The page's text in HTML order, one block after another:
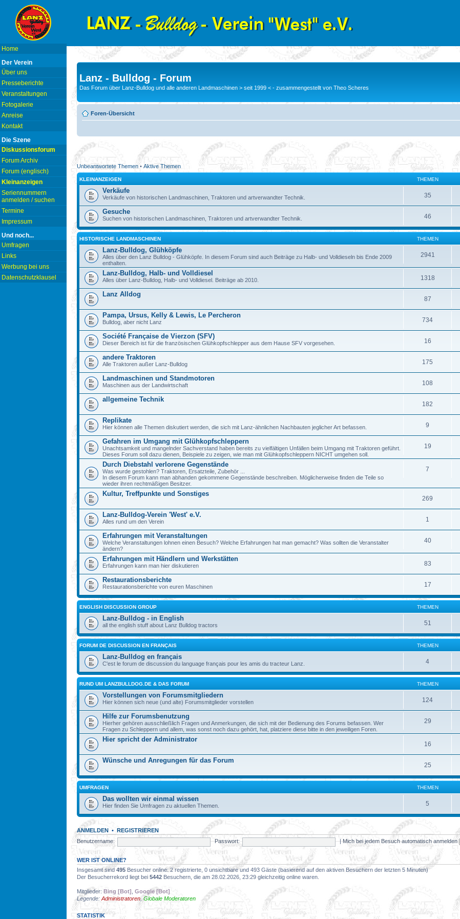
Home
Der Verein
Über uns
Presseberichte
Veranstaltungen
Fotogalerie
Anreise
Kontakt
Die Szene
Diskussionsforum
Forum Archiv
Forum (englisch)
Kleinanzeigen
Seriennummern
anmelden / suchen
Termine
Impressum
Und noch...
Umfragen
Links
Werbung bei uns
Datenschutzklausel
Lanz - Bulldog - Forum
Das Forum über Lanz-Bulldog und alle anderen Landmaschinen > seit 1999 < - zusammengestellt von Theo Scheres
Foren-Übersicht
Unbeantwortete Themen• Aktive Themen
KLEINANZEIGEN THEMEN
Verkäufe
Verkäufe von historischen Landmaschinen, Traktoren und artverwandter Technik. 35
Gesuche
Suchen von historischen Landmaschinen, Traktoren und artverwandter Technik. 46
HISTORISCHE LANDMASCHINEN THEMEN
Lanz-Bulldog, Glühköpfe
Alles über den Lanz Bulldog - Glühköpfe. In diesem Forum sind auch Beiträge zu Halb- und Volldieseln bis Ende 2009
enthalten.
2941
Lanz-Bulldog, Halb- und Volldiesel
Alles über Lanz-Bulldog, Halb- und Volldiesel. Beiträge ab 2010. 1318
Lanz Alldog
87
Pampa, Ursus, Kelly & Lewis, Le Percheron
Bulldog, aber nicht Lanz 734
Société Française de Vierzon (SFV)
Dieser Bereich ist für die französischen Glühkopfschlepper aus dem Hause SFV vorgesehen. 16
andere Traktoren
Alle Traktoren außer Lanz-Bulldog 175
Landmaschinen und Standmotoren
Maschinen aus der Landwirtschaft 108
allgemeine Technik
182
Replikate
Hier können alle Themen diskutiert werden, die sich mit Lanz-ähnlichen Nachbauten jeglicher Art befassen. 9
Gefahren im Umgang mit Glühkopfschleppern
Unachtsamkeit und mangelnder Sachverstand haben bereits zu vielfältigen Unfällen beim Umgang mit Traktoren geführt.
Dieses Forum soll dazu dienen, Beispiele zu zeigen, wie man mit Glühkopfschleppern NICHT umgehen soll.
19
Durch Diebstahl verlorene Gegenstände
Was wurde gestohlen? Traktoren, Ersatzteile, Zubehör ...
In diesem Forum kann man abhanden gekommene Gegenstände beschreiben. Möglicherweise finden die Teile so
wieder ihren rechtmäßigen Besitzer.
7
Kultur, Treffpunkte und Sonstiges
269
Lanz-Bulldog-Verein 'West' e.V.
Alles rund um den Verein 1
Erfahrungen mit Veranstaltungen
Welche Veranstaltungen lohnen einen Besuch? Welche Erfahrungen hat man gemacht? Was sollten die Veranstalter
ändern?
40
Erfahrungen mit Händlern und Werkstätten
Erfahrungen kann man hier diskutieren 83
Restaurationsberichte
Restaurationsberichte von euren Maschinen 17
ENGLISH DISCUSSION GROUP THEMEN
Lanz-Bulldog - in English
all the english stuff about Lanz Bulldog tractors 51
FORUM DE DISCUSSION EN FRANÇAIS THEMEN
Lanz-Bulldog en français
C'est le forum de discussion du language français pour les amis du tracteur Lanz. 4
RUND UM LANZBULLDOG.DE & DAS FORUM THEMEN
Vorstellungen von Forumsmitgliedern
Hier können sich neue (und alte) Forumsmitglieder vorstellen 124
Hilfe zur Forumsbenutzung
Hierher gehören ausschließlich Fragen und Anmerkungen, die sich mit der Bedienung des Forums befassen. Wer
Fragen zu Schleppern und allem, was sonst noch dazu gehört, hat, platziere diese bitte in den jeweiligen Foren.
29
Hier spricht der Administrator
16
Wünsche und Anregungen für das Forum
25
UMFRAGEN THEMEN
Das wollten wir einmal wissen
Hier finden Sie Umfragen zu aktuellen Themen. 5
ANMELDEN • REGISTRIEREN
Benutzername:
Passwort: |Mich bei jedem Besuch automatisch anmelden
WER IST ONLINE?
Insgesamt sind 495 Besucher online: 2 registrierte, 0 unsichtbare und 493 Gäste (basierend auf den aktiven Besuchern der letzten 5 Minuten)
Der Besucherrekord liegt bei 5442 Besuchern, die am 28.02.2026, 23:29 gleichzeitig online waren.
Mitglieder: Bing [Bot] Google [Bot]
Legende: Administratoren ,Globale Moderatoren
STATISTIK